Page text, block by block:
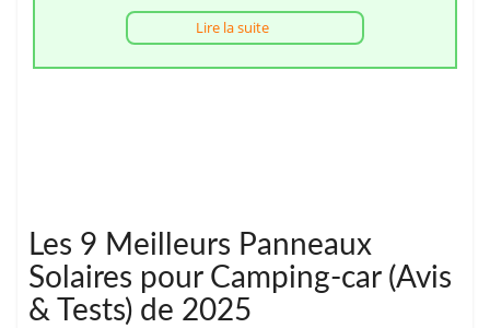
Lire la suite
Les 9 Meilleurs Panneaux
Solaires pour Camping-car (Avis
& Tests) de 2025